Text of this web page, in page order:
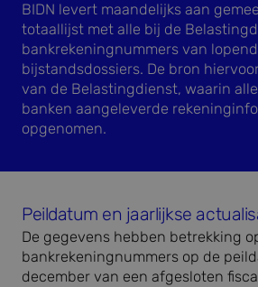
BIDN levert maandelijks aan
totaallijst met alle bij de
bankrekeningnummers van
bijstandsdossiers. De bron
van de Belastingdienst, waarin
banken aangeleverde
opgenomen.
Peildatum en jaarlijkse
De gegevens hebben betrekking
bankrekeningnummers op de
december van een afgesloten